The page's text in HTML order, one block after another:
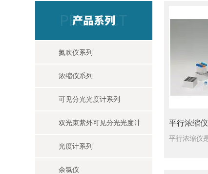
氮吹仪系列
浓缩仪系列
可见分光光度计系列
双光束紫外可见分光光度计
光度计系列
余氯仪
平行浓缩仪